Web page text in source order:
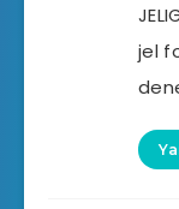
jel